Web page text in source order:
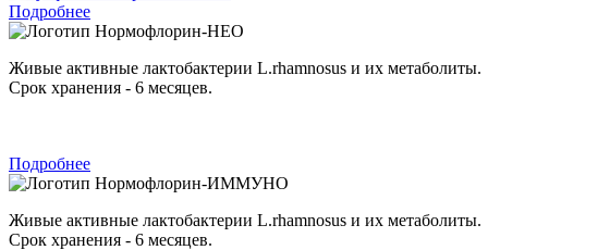
Подробнее
Нормофлорин-НЕО
Живые активные лактобактерии L.rhamnosus и их метаболиты.
Срок хранения - 6 месяцев.
Подробнее
Нормофлорин-ИММУНО
Живые активные лактобактерии L.rhamnosus и их метаболиты.
Срок хранения - 6 месяцев.